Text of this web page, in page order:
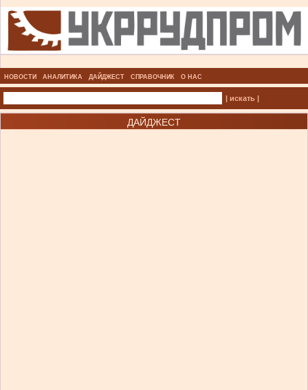
НОВОСТИ АНАЛИТИКА ДАЙДЖЕСТ СПРАВОЧНИК О НАС
| искать |
ДАЙДЖЕСТ